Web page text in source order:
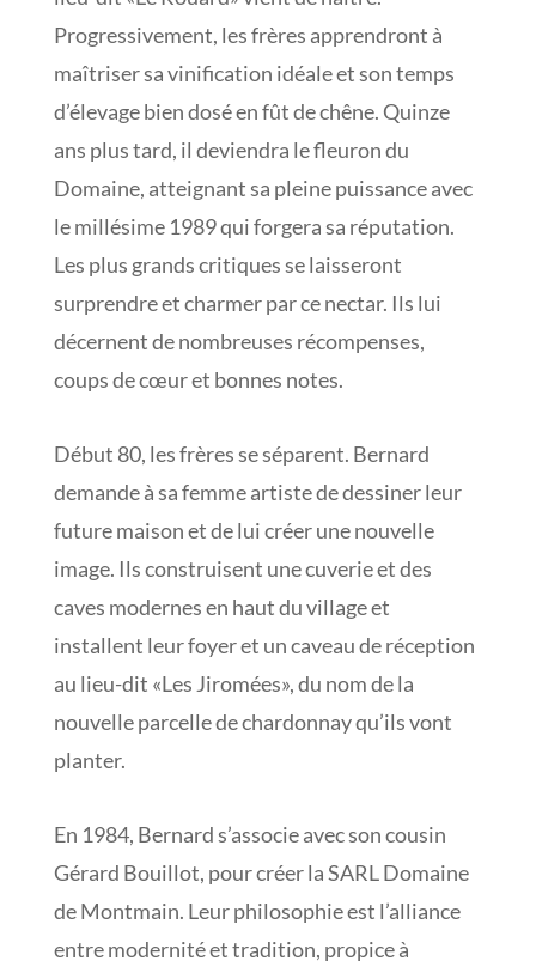
Progressivement, les frères apprendront à
maîtriser sa vinification idéale et son temps
d’élevage bien dosé en fût de chêne. Quinze
ans plus tard, il deviendra le fleuron du
Domaine, atteignant sa pleine puissance avec
le millésime 1989 qui forgera sa réputation.
Les plus grands critiques se laisseront
surprendre et charmer par ce nectar. Ils lui
décernent de nombreuses récompenses,
coups de cœur et bonnes notes.
Début 80, les frères se séparent. Bernard
demande à sa femme artiste de dessiner leur
future maison et de lui créer une nouvelle
image. Ils construisent une cuverie et des
caves modernes en haut du village et
installent leur foyer et un caveau de réception
au lieu-dit «Les Jiromées», du nom de la
nouvelle parcelle de chardonnay qu’ils vont
planter.
En 1984, Bernard s’associe avec son cousin
Gérard Bouillot, pour créer la SARL Domaine
de Montmain. Leur philosophie est l’alliance
entre modernité et tradition, propice à